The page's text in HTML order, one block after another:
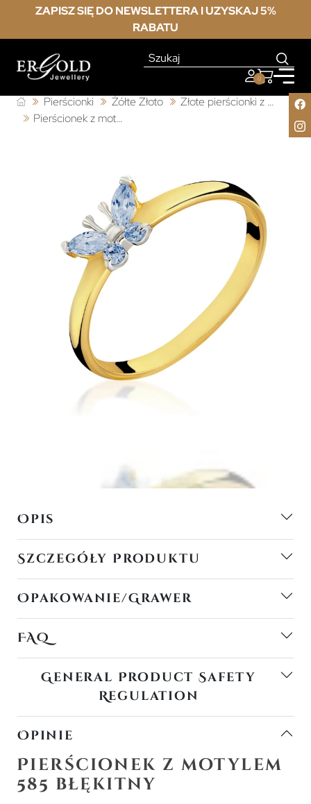
ZAPISZ SIĘ DO NEWSLETTERA I UZYSKAJ 5%
RABATU
0
Pierścionki Żółte Złoto
Złote pierścionki z cyrkonią
Pierścionek z motylem 585 błękitny
Opis
Szczegóły Produktu
Opakowanie/Grawer
FAQ
General Product Safety
Regulation
Opinie
Pierścionek z motylem
585 błękitny